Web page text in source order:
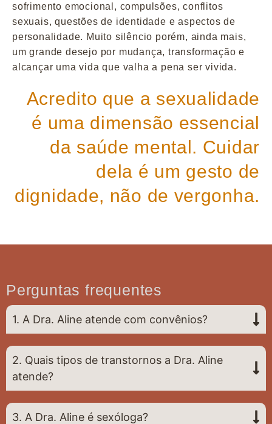
sofrimento emocional, compulsões, conflitos
sexuais, questões de identidade e aspectos de
personalidade. Muito silêncio porém, ainda mais,
um grande desejo por mudança, transformação e
alcançar uma vida que valha a pena ser vivida.
Acredito que a sexualidade
é uma dimensão essencial
da saúde mental. Cuidar
dela é um gesto de
dignidade, não de vergonha.
Perguntas frequentes
1. A Dra. Aline atende com convênios?
2. Quais tipos de transtornos a Dra. Aline
atende?
3. A Dra. Aline é sexóloga?